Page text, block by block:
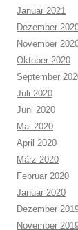
Januar 2021
Dezember
November
Oktober 2020
September
Juli 2020
Juni 2020
Mai 2020
April 2020
März 2020
Februar 2020
Januar 2020
Dezember
November